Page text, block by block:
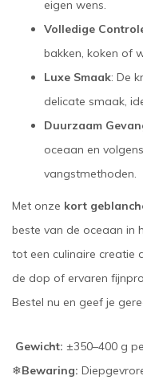
eigen wens.
Volledige
bakken, koken of
Luxe Smaak: De
delicate smaak,
Duurzaam
oceaan en
vangstmethoden.
Met onze kort
beste van de oceaan in
tot een culinaire creatie
de dop of ervaren
Bestel nu en geef je
Gewicht: ±350–400 g
❄Bewaring: